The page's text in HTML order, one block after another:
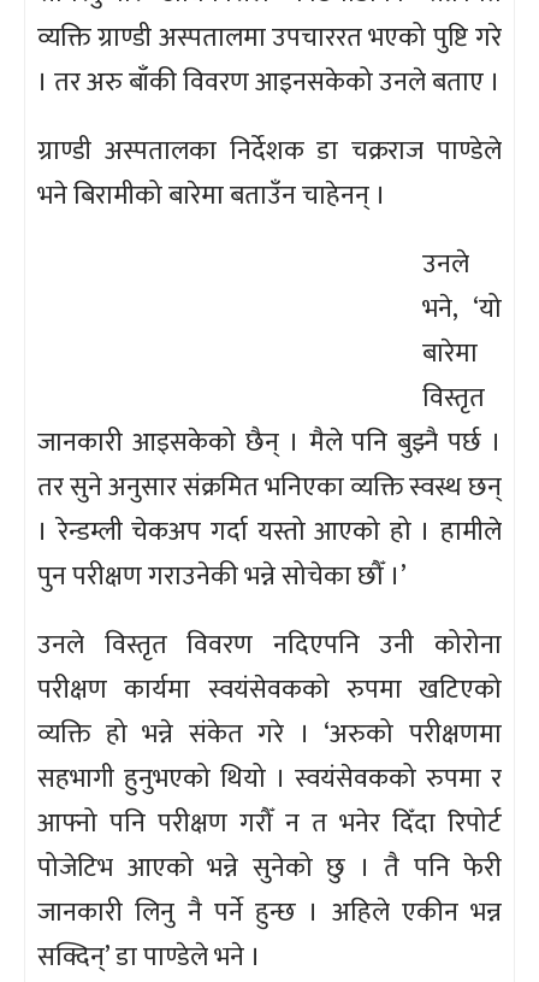
व्यक्ति ग्राण्डी अस्पतालमा उपचाररत भएको पुष्टि गरे
। तर अरु बाँकी विवरण आइनसकेको उनले बताए ।
ग्राण्डी अस्पतालका निर्देशक डा चक्रराज पाण्डेले
भने बिरामीको बारेमा बताउँन चाहेनन् ।
उनले
भने, ‘यो
बारेमा
विस्तृत
जानकारी आइसकेको छैन् । मैले पनि बुझ्नै पर्छ ।
तर सुने अनुसार संक्रमित भनिएका व्यक्ति स्वस्थ छन्
। रेन्डम्ली चेकअप गर्दा यस्तो आएको हो । हामीले
पुन परीक्षण गराउनेकी भन्ने सोचेका छौँ ।’
उनले विस्तृत विवरण नदिएपनि उनी कोरोना
परीक्षण कार्यमा स्वयंसेवकको रुपमा खटिएको
व्यक्ति हो भन्ने संकेत गरे । ‘अरुको परीक्षणमा
सहभागी हुनुभएको थियो । स्वयंसेवकको रुपमा र
आफ्नो पनि परीक्षण गरौँ न त भनेर दिँदा रिपोर्ट
पोजेटिभ आएको भन्ने सुनेको छु । तै पनि फेरी
जानकारी लिनु नै पर्ने हुन्छ । अहिले एकीन भन्न
सक्दिन्’ डा पाण्डेले भने ।